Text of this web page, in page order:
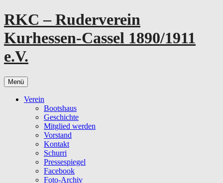
Zum
Inhalt
springen
RKC – Ruderverein
Kurhessen-Cassel 1890/1911
e.V.
Menü
Verein
Bootshaus
Geschichte
Mitglied werden
Vorstand
Kontakt
Schurri
Pressespiegel
Facebook
Foto-Archiv